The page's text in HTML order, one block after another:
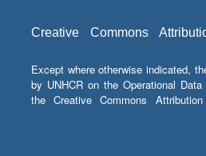
Creative Commons
Except where otherwise indicated,
by UNHCR on the Operational
the Creative Commons